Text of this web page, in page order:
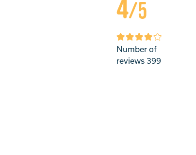
4/5
Number of
reviews 399